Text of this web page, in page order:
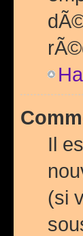
Il
(si